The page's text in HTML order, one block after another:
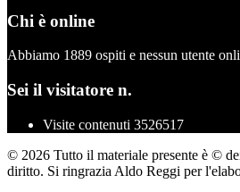
Chi è online
Abbiamo 1889 ospiti e nessun utente
Sei il visitatore n.
Visite contenuti 3526517
© 2026 Tutto il materiale presente è ©
diritto. Si ringrazia Aldo Reggi per